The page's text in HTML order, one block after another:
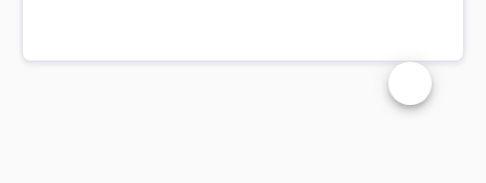
Changer la